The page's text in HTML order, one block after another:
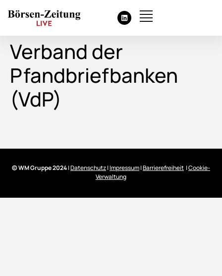
Verband der
Pfandbriefbanken
(VdP)
© WM Gruppe 2024|Datenschutz|Impressum|Barrierefreiheit |Cookie-
Verwaltung